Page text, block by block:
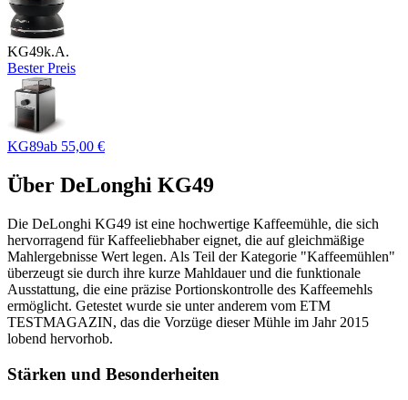
KG49k.A.
Bester Preis
KG89ab 55,00 €
Über DeLonghi KG49
Die DeLonghi KG49 ist eine hochwertige Kaffeemühle, die sich
hervorragend für Kaffeeliebhaber eignet, die auf gleichmäßige
Mahlergebnisse Wert legen. Als Teil der Kategorie "Kaffeemühlen"
überzeugt sie durch ihre kurze Mahldauer und die funktionale
Ausstattung, die eine präzise Portionskontrolle des Kaffeemehls
ermöglicht. Getestet wurde sie unter anderem vom ETM
TESTMAGAZIN, das die Vorzüge dieser Mühle im Jahr 2015
lobend hervorhob.
Stärken und Besonderheiten